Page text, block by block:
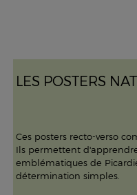
LES POSTERS
Ces posters recto-verso
Ils permettent
emblématiques de
détermination simples.